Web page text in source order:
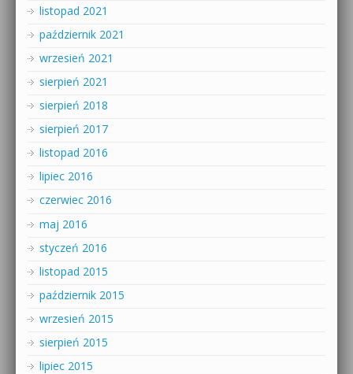
listopad 2021
październik 2021
wrzesień 2021
sierpień 2021
sierpień 2018
sierpień 2017
listopad 2016
lipiec 2016
czerwiec 2016
maj 2016
styczeń 2016
listopad 2015
październik 2015
wrzesień 2015
sierpień 2015
lipiec 2015